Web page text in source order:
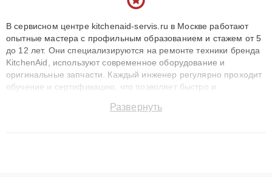
В сервисном центре kitchenaid-servis.ru в Москве работают
опытные мастера с профильным образованием и стажем от 5
до 12 лет. Они специализируются на ремонте техники бренда
KitchenAid, используют современное оборудование и
оригинальные запчасти. Каждый инженер регулярно проходит
обучение и сертификацию, что позволяет быстро и
сохранением гарантии до 3 лет. Наши мастера решают
Развернуть